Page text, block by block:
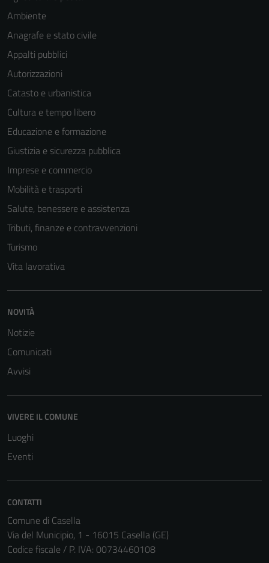
Ambiente
Anagrafe e stato civile
Appalti pubblici
Autorizzazioni
Catasto e urbanistica
Cultura e tempo libero
Educazione e formazione
Giustizia e sicurezza pubblica
Imprese e commercio
Mobilità e trasporti
Salute, benessere e assistenza
Tributi, finanze e contravvenzioni
Turismo
Vita lavorativa
NOVITÀ
Notizie
Comunicati
Avvisi
VIVERE IL COMUNE
Luoghi
Eventi
CONTATTI
Comune di Casella
Via del Municipio, 1 - 16015 Casella (GE)
Codice fiscale / P. IVA: 00734460108
sono necessari
per il